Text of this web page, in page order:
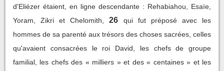
d'Eliézer étaient, en ligne descendante : Rehabiahou, Esaïe,
Yoram, Zikri et Chelomith,
26
qui fut préposé avec les
hommes de sa parenté aux trésors des choses sacrées, celles
qu'avaient consacrées le roi David, les chefs de groupe
familial, les chefs des « milliers » et des « centaines » et les